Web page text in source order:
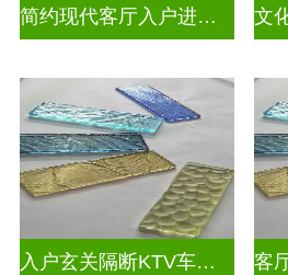
简约现代客厅入户进门遮挡玻璃背景墙
入户玄关隔断KTV车刻玻璃